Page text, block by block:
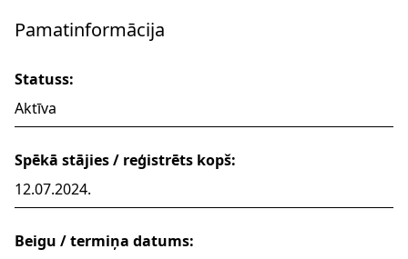
Pamatinformācija
Statuss:
Aktīva
Spēkā stājies / reģistrēts kopš:
12.07.2024.
Beigu / termiņa datums: